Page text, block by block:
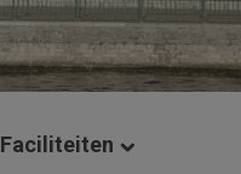
Faciliteiten